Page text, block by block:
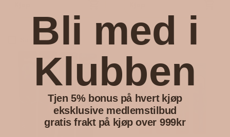
Sammenlign Sammenlign
Bli med i
Klubben
Tjen 5% bonus på hvert kjøp
eksklusive medlemstilbud
gratis frakt på kjøp over 999kr